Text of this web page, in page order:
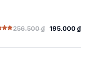
256.500₫ 195.000₫